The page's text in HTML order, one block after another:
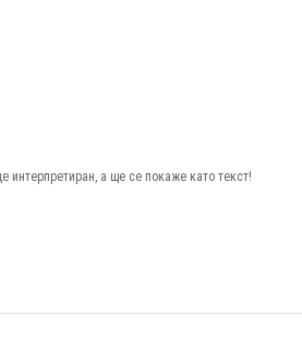
интерпретиран, а ще се покаже като текст!